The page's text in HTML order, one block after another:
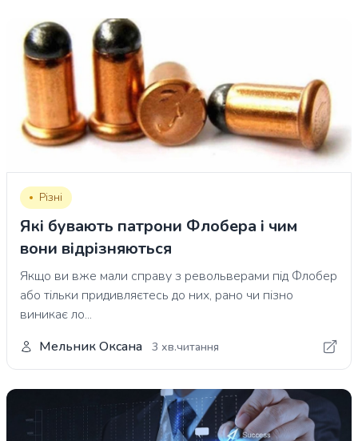
Різні
Які бувають патрони Флобера і чим
вони відрізняються
Якщо ви вже мали справу з револьверами під Флобер
або тільки придивляєтесь до них, рано чи пізно
виникає ло...
Мельник Оксана
3 хв.читання